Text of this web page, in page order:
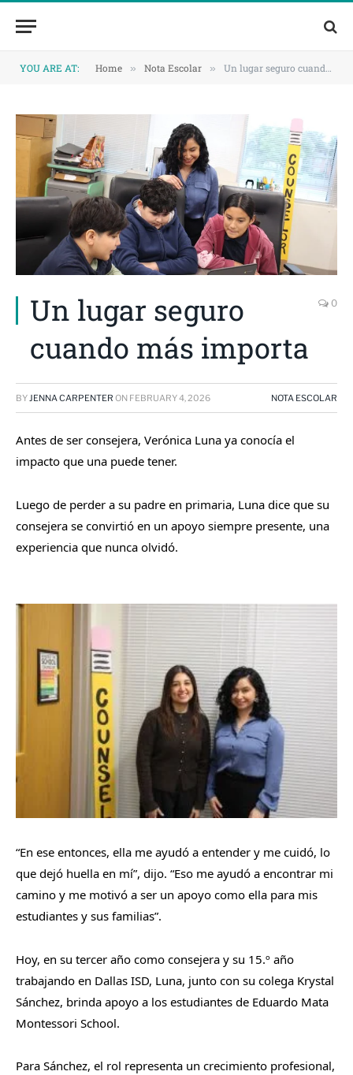
YOU ARE AT: Home » Nota Escolar » Un lugar seguro cuando más importa
Un lugar seguro
cuando más importa
0
BYJENNA CARPENTER ON FEBRUARY 4, 2026 NOTA ESCOLAR
Antes de ser consejera, Verónica Luna ya conocía el
impacto que una puede tener.
Luego de perder a su padre en primaria, Luna dice que su
consejera se convirtió en un apoyo siempre presente, una
experiencia que nunca olvidó.
“En ese entonces, ella me ayudó a entender y me cuidó, lo
que dejó huella en mí”, dijo. “Eso me ayudó a encontrar mi
camino y me motivó a ser un apoyo como ella para mis
estudiantes y sus familias”.
Hoy, en su tercer año como consejera y su 15.º año
trabajando en Dallas ISD, Luna, junto con su colega Krystal
Sánchez, brinda apoyo a los estudiantes de Eduardo Mata
Montessori School.
Para Sánchez, el rol representa un crecimiento profesional,